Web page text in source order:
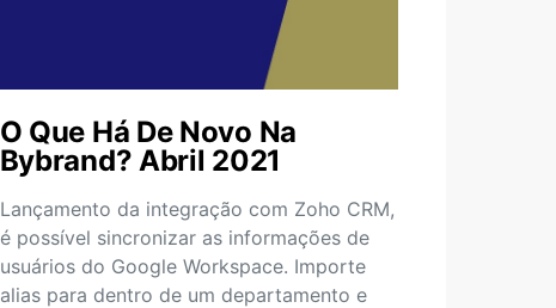
O Que Há De Novo Na
Bybrand? Abril 2021
Lançamento da integração com Zoho CRM,
é possível sincronizar as informações de
usuários do Google Workspace. Importe
alias para dentro de um departamento e